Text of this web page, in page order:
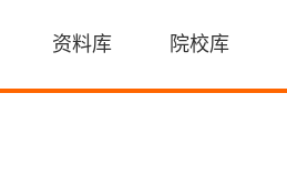
资料库 院校库